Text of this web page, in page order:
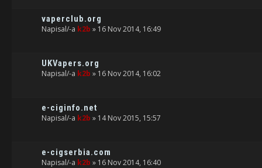
vaperclub.org
Napisal/-a k2b » 16 Nov 2014, 16:49
UKVapers.org
Napisal/-a k2b » 16 Nov 2014, 16:02
e-ciginfo.net
Napisal/-a k2b » 14 Nov 2015, 15:57
e-cigserbia.com
Napisal/-a k2b » 16 Nov 2014, 16:40